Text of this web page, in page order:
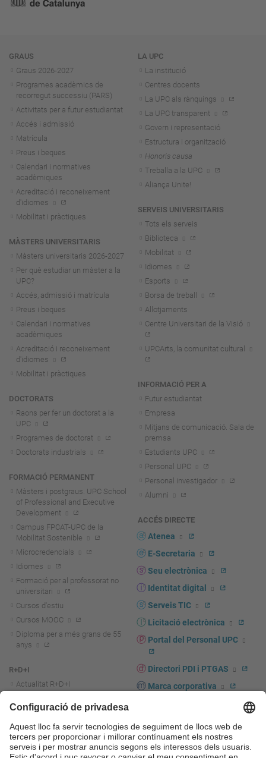
Navegació
GRAUS
Graus 2026-2027
Programes acadèmics de
recorregut successiu (PARS)
Activitats per a futur estudiantat
Accés i admissió
Matrícula
Preus i beques
Calendari i normatives
acadèmiques
Acreditació i reconeixement
d'idiomes
Mobilitat i pràctiques
MÀSTERS UNIVERSITARIS
Màsters universitaris 2026-2027
Per què estudiar un màster a la
UPC?
Accés, admissió i matrícula
Preus i beques
Calendari i normatives
acadèmiques
Acreditació i reconeixement
d'idiomes
Mobilitat i pràctiques
DOCTORATS
Raons per fer un doctorat a la
UPC
Programes de doctorat
Doctorats industrials
FORMACIÓ PERMANENT
Màsters i postgraus. UPC School
of Professional and Executive
Development
Campus FPCAT-UPC de la
Mobilitat Sostenible
Microcredencials
Idiomes
Formació per al professorat no
universitari
Cursos d'estiu
Cursos MOOC
Diploma per a més grans de 55
anys
R+D+I
Actualitat R+D+I
La transferència, l'emprenedoria i
la innovació a la UPC
Foment i suport a la recerca
Foment i suport a la
LA UPC
La institució
Centres docents
La UPC als rànquings
La UPC transparent
Govern i representació
Estructura i organització
Honoris causa
Treballa a la UPC
Aliança Unite!
SERVEIS UNIVERSITARIS
Tots els serveis
Biblioteca
Mobilitat
Idiomes
Esports
Borsa de treball
Allotjaments
Centre Universitari de la Visió
UPCArts, la comunitat cultural
INFORMACIÓ PER A
Futur estudiantat
Empresa
Mitjans de comunicació. Sala de
premsa
Estudiants UPC
Personal UPC
Personal investigador
Alumni
ACCÉS DIRECTE
Atenea
E-Secretaria
Seu electrònica
Identitat digital
Serveis TIC
Licitació electrònica
Portal del Personal UPC
Directori PDI i PTGAS
Marca corporativa
Sala de premsa
Seguretat i salut
Autoprotecció i emergències